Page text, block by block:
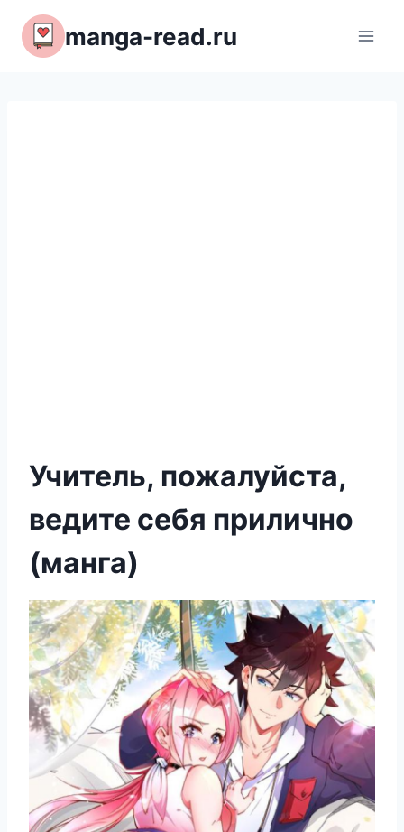
Перейти
содержимому
manga-read.ru
Учитель, пожалуйста,
ведите себя прилично
(манга)